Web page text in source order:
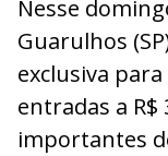
Nesse
Guarulhos
exclusiva
entradas a
importantes